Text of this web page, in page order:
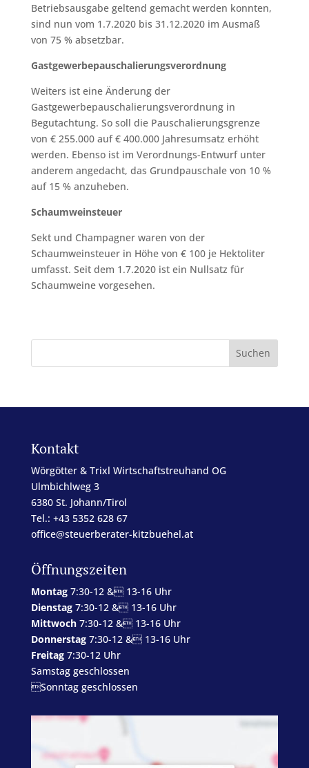
Betriebsausgabe geltend gemacht werden konnten,
sind nun vom 1.7.2020 bis 31.12.2020 im Ausmaß
von 75 % absetzbar.
Gastgewerbepauschalierungsverordnung
Weiters ist eine Änderung der
Gastgewerbepauschalierungsverordnung in
Begutachtung. So soll die Pauschalierungsgrenze
von € 255.000 auf € 400.000 Jahresumsatz erhöht
werden. Ebenso ist im Verordnungs-Entwurf unter
anderem angedacht, das Grundpauschale von 10 %
auf 15 % anzuheben.
Schaumweinsteuer
Sekt und Champagner waren von der
Schaumweinsteuer in Höhe von € 100 je Hektoliter
umfasst. Seit dem 1.7.2020 ist ein Nullsatz für
Schaumweine vorgesehen.
Kontakt
Wörgötter & Trixl Wirtschaftstreuhand OG
Ulmbichlweg 3
6380 St. Johann/Tirol
Tel.: +43 5352 628 67
office@steuerberater-kitzbuehel.at
Öffnungszeiten
Montag7:30-12 & 13-16 Uhr
Dienstag7:30-12 & 13-16 Uhr
Mittwoch7:30-12 & 13-16 Uhr
Donnerstag7:30-12 & 13-16 Uhr
Freitag7:30-12 Uhr
Samstag geschlossen
Sonntag geschlossen